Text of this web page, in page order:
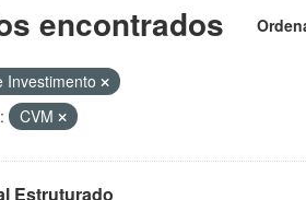
encontrados
Investimento
CVM
Estruturado